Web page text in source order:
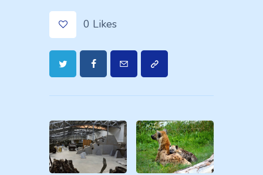
0 Likes
Navigace
pro
příspěvek